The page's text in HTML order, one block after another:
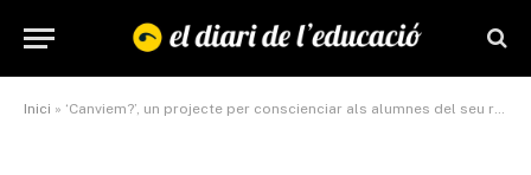
Inici » ‘Canviem?’, un projecte per conscienciar als alumnes del seu rol en la millora de la societat